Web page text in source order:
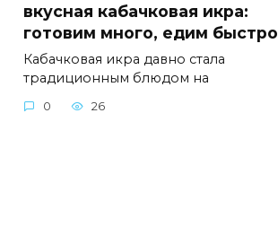
вкусная кабачковая икра:
готовим много, едим быстро
Кабачковая икра давно стала
традиционным блюдом на
0 26